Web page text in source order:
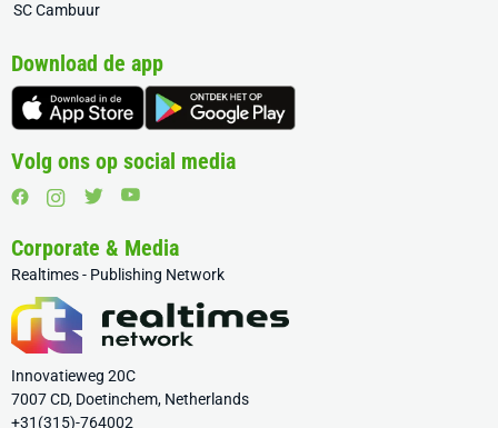
SC Cambuur
Download de app
Volg ons op social media
Corporate & Media
Realtimes - Publishing Network
Innovatieweg 20C
7007 CD, Doetinchem, Netherlands
+31(315)-764002